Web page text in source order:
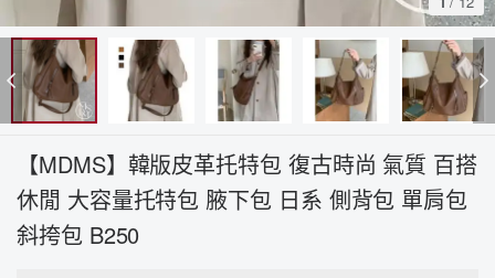
【MDMS】韓版皮革托特包 復古時尚 氣質 百搭
休閒 大容量托特包 腋下包 日系 側背包 單肩包
斜挎包 B250